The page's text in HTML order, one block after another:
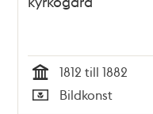
Tid
1812 till 1882
Bildkonst